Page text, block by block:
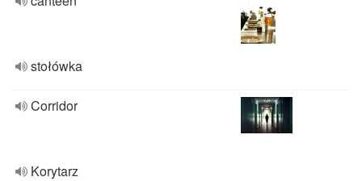
stołówka
Corridor
Korytarz